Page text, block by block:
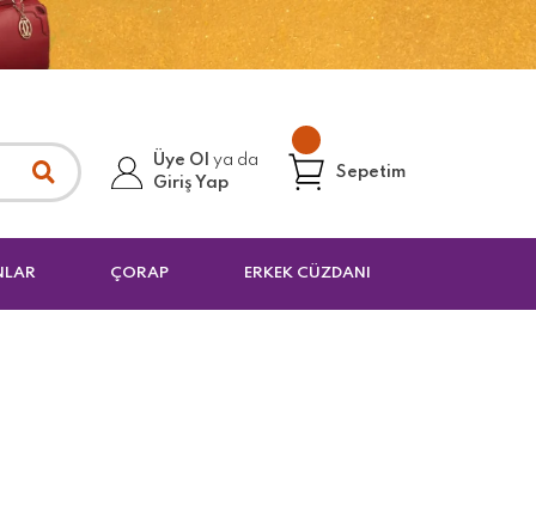
Üye Ol ya da
Giriş Yap
Sepetim
ÇORAP ERKEK CÜZDANI